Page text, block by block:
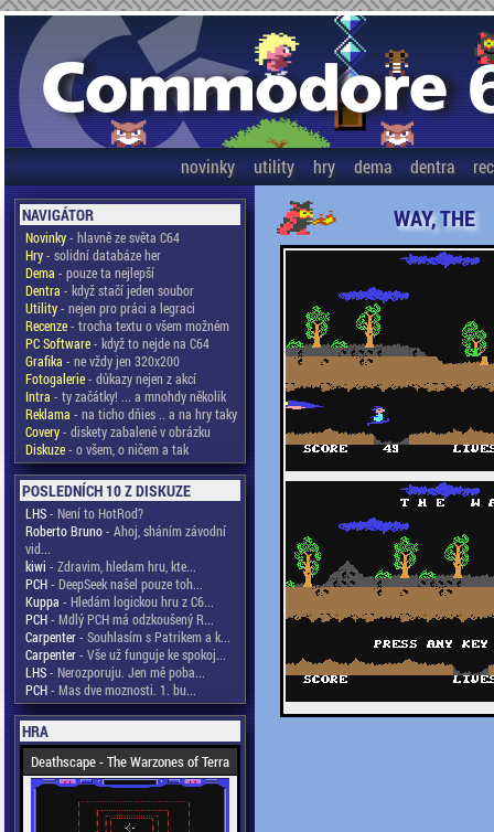
novinky utility hry dema dentra
NAVIGÁTOR
Novinky- hlavně ze světa C64
Hry- solidní databáze her
Dema - pouze ta nejlepší
Dentra - když stačí jeden soubor
Utility- nejen pro práci a legraci
Recenze- trocha textu o všem možném
PC Software- když to nejde na C64
Grafika - ne vždy jen 320x200
Fotogalerie- důkazy nejen z akcí
Intra - ty začátky! ... a mnohdy několik
Reklama - na ticho dňies .. a na hry taky
Covery- diskety zabalené v obrázku
Diskuze- o všem, o ničem a tak
POSLEDNÍCH 10 Z DISKUZE
LHS- Není to HotRod?
Roberto Bruno- Ahoj, sháním závodní
vid...
kiwi - Zdravim, hledam hru, kte...
PCH- DeepSeek našel pouze toh...
Kuppa - Hledám logickou hru z C6...
PCH- Mdlý PCH má odzkoušený R...
Carpenter- Souhlasím s Patrikem a k...
Carpenter- Vše už funguje ke spokoj...
LHS- Nerozporuju. Jen mě poba...
PCH- Mas dve moznosti. 1. bu...
HRA
Deathscape - The Warzones of Terra
WAY, THE